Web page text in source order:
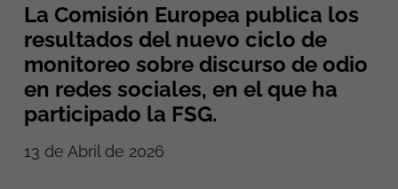
La Comisión Europea publica los
resultados del nuevo ciclo de
monitoreo sobre discurso de odio
en redes sociales, en el que ha
participado la FSG.
13 de Abril de 2026